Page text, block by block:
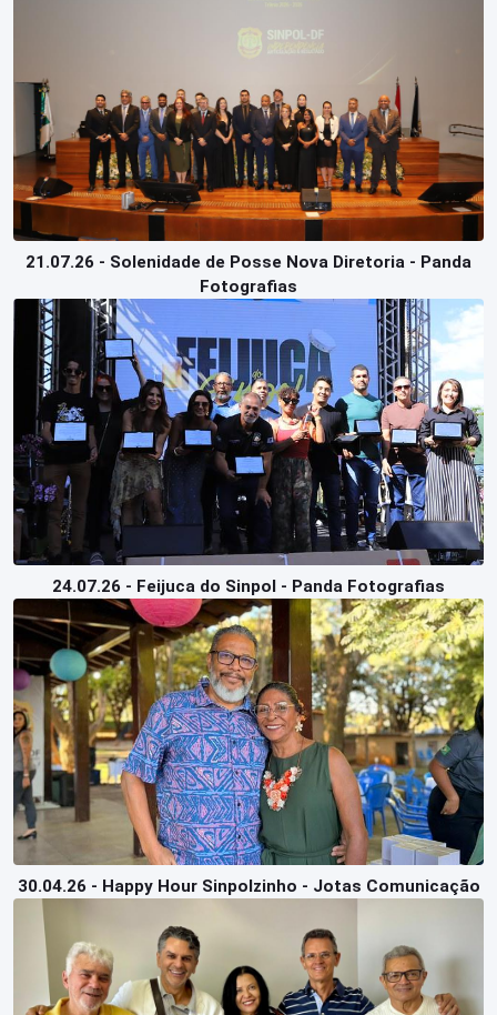
Login
21.07.26 - Solenidade de Posse Nova Diretoria - Panda
Fotografias
24.07.26 - Feijuca do Sinpol - Panda Fotografias
30.04.26 - Happy Hour Sinpolzinho - Jotas Comunicação